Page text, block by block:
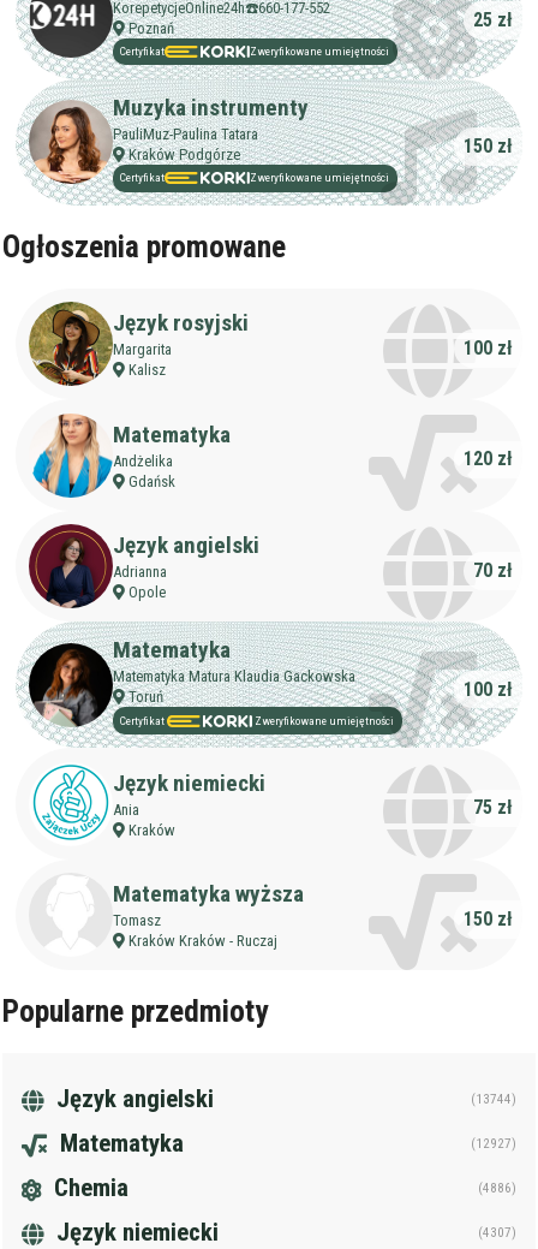
Maksymalna cena zł/60min.
darmowa lekcja próbna
kalendarz korepetycji
prace pisemne (pomoc)
native speaker
Nauczanie przedszkolne
Gimnazjum
Liceum
Przygotowania do matury
Przygotowania do studiów
Studia
Dorośli
u ucznia
u korepetytora
online
Wykształcenie
korepetytora
Doświadczenie
korepetytora
Staż korepetytora lat
Wiek korepetytora od do lat
Płeć korepetytora
bez znaczenia
kobieta
Filtruj
KorepetycjeOnline24h☎️660-177-552
Poznań
Certyfikat Zweryfikowane umiejętności
25 zł
Muzyka instrumenty
PauliMuz-Paulina Tatara
Kraków Podgórze
Certyfikat Zweryfikowane umiejętności
150 zł
Ogłoszenia promowane
Język rosyjski
Margarita
Kalisz
100 zł
Matematyka
Andżelika
Gdańsk
120 zł
Język angielski
Adrianna
Opole
70 zł
Matematyka
Matematyka Matura Klaudia Gackowska
Toruń
Certyfikat Zweryfikowane umiejętności
100 zł
Język niemiecki
Ania
Kraków
75 zł
Matematyka wyższa
Tomasz
Kraków Kraków - Ruczaj
150 zł
Popularne przedmioty
Język angielski (13744)
Matematyka (12927)
Chemia (4886)
Język niemiecki (4307)